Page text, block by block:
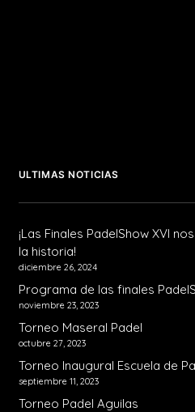
¡Las Finales
ULTIMAS NOTICIAS
¡Las Finales PadelShow XVI
la historia!
diciembre 26, 2024
Programa de las finales
noviembre 23, 2023
Torneo Maseral Padel
octubre 27, 2023
Torneo Inaugural Escuela de
septiembre 11, 2023
Torneo Padel Aguilas